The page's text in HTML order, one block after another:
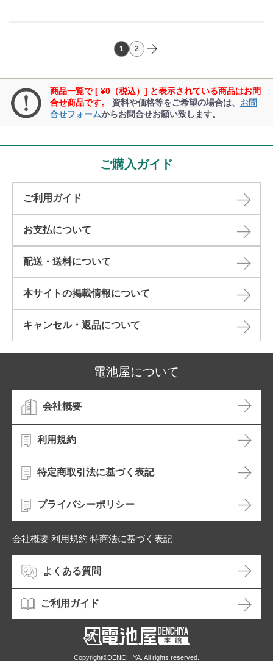
1 2
商品一覧で [ ¥0（税込）] と表示されている商品はお問
合せ商品です。
資料や価格等をご希望の場合は、 お問
合せフォームからお問合せお願い致します。
ご購入ガイド
ご利用ガイド
お支払について
配送・送料について
本サイトの掲載情報について​
キャンセル・返品について​
電池屋について
会社概要
利用規約
特定商取引法に基づく表記
プライバシーポリシー
会社概要 利用規約 特商法に基づく表記
よくある質問
ご利用ガイド
Copyright©DENCHIYA. All rights reserved.